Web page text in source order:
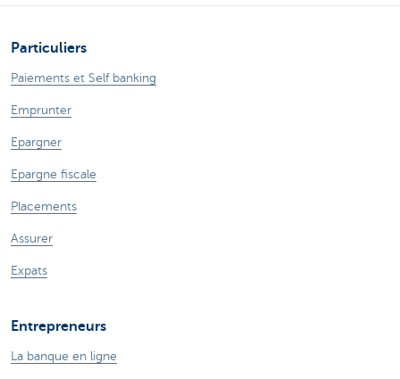
Particuliers
Paiements et Self banking
Emprunter
Epargner
Epargne fiscale
Placements
Assurer
Expats
Entrepreneurs
La banque en ligne